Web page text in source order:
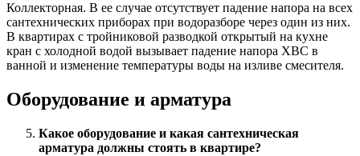
Коллекторная. В ее случае отсутствует падение напора на всех
сантехнических приборах при водоразборе через один из них.
В квартирах с тройниковой разводкой открытый на кухне
кран с холодной водой вызывает падение напора ХВС в
ванной и изменение температуры воды на изливе смесителя.
Оборудование и арматура
Какое оборудование и какая сантехническая
арматура должны стоять в квартире?